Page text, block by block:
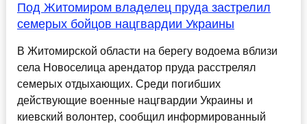
Под Житомиром владелец пруда застрелил
семерых бойцов нацгвардии Украины
В Житомирской области на берегу водоема вблизи
села Новоселица арендатор пруда расстрелял
семерых отдыхающих. Среди погибших
действующие военные нацгвардии Украины и
киевский волонтер, сообщил информированный